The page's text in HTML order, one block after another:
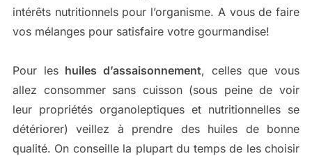
intérêts nutritionnels pour l’organisme. A vous de faire
vos mélanges pour satisfaire votre gourmandise!
Pour les huiles d’assaisonnement, celles que vous
allez consommer sans cuisson (sous peine de voir
leur propriétés organoleptiques et nutritionnelles se
détériorer) veillez à prendre des huiles de bonne
qualité. On conseille la plupart du temps de les choisir